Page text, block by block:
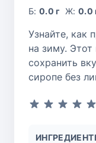
Б:0.0 г Ж: 0.0
Узнайте, как
на зиму. Этот
сохранить
сиропе без